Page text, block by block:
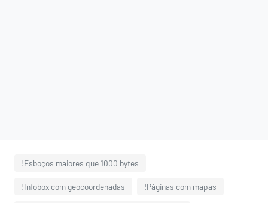
!Esboços maiores que 1000 bytes
!Infobox com geocoordenadas !Páginas com mapas